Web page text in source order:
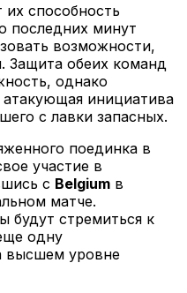
их способность
последних минут
возможности,
Защита обеих команд
однако
инициатива
с лавки запасных.
поединка в
участие в
с Belgium в
матче.
будут стремиться к
одну
высшем уровне